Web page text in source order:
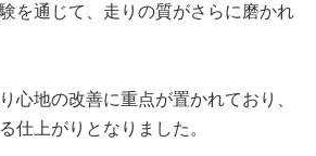
を通じて、走りの質がさらに磨かれ
心地の改善に重点が置かれており、
仕上がりとなりました。